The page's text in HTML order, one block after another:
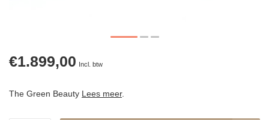
€1.899,00 Incl. btw
The Green Beauty Lees meer.